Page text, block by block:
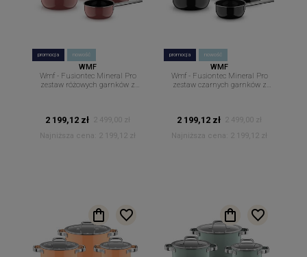
promocja nowość
WMF
Wmf - Fusiontec Mineral Pro
zestaw różowych garnków z
2 199,12 zł 2 499,00 zł
Najniższa cena: 2 199,12 zł
promocja nowość
WMF
Wmf - Fusiontec Mineral Pro
zestaw czarnych garnków z
2 199,12 zł 2 499,00 zł
Najniższa cena: 2 199,12 zł